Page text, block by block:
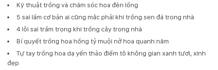
Kỹ thuật trồng và chăm sóc hoa đèn lồng
5 sai lầm cơ bản ai cũng mắc phải khi trồng sen đá trong nhà
4 lỗi sai trầm trọng khi trồng cây trong nhà
Bí quyết trồng hoa hồng tỷ muội nở hoa quanh năm
Tự tay trồng hoa dạ yến thảo điểm tô không gian xanh tươi, xinh
đẹp